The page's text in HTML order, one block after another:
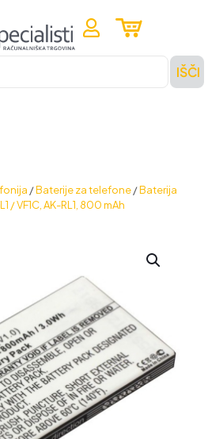
IŠČI
/Baterije za telefone /Baterija
/ VF1C, AK-RL1, 800 mAh